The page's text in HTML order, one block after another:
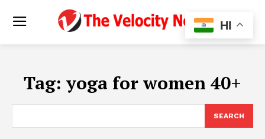
Tag: yoga for women 40+
SEARCH
HI